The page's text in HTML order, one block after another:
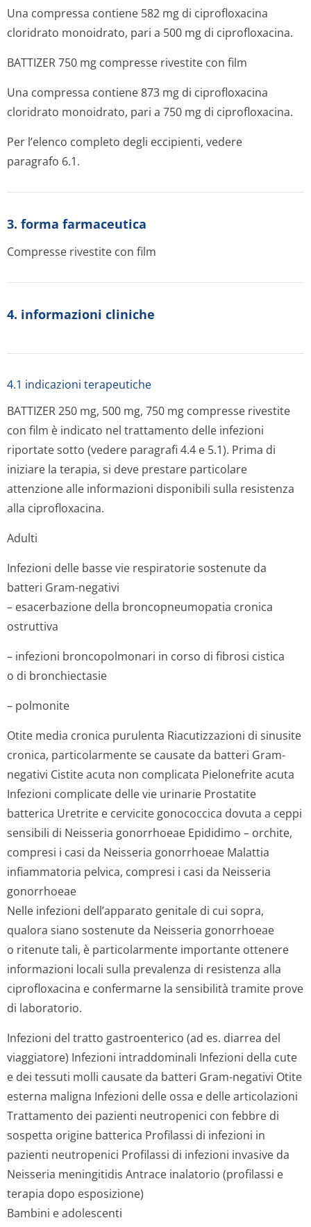
Una compressa contiene 582 mg di ciprofloxacina
cloridrato monoidrato, pari a 500 mg di ciprofloxacina.
BATTIZER 750 mg compresse rivestite con film
Una compressa contiene 873 mg di ciprofloxacina
cloridrato monoidrato, pari a 750 mg di ciprofloxacina.
Per l’elenco completo degli eccipienti, vedere
paragrafo 6.1.
3. forma farmaceutica
Compresse rivestite con film
4. informazioni cliniche
4.1 indicazioni terapeutiche
BATTIZER 250 mg, 500 mg, 750 mg compresse rivestite
con film è indicato nel trattamento delle infezioni
riportate sotto (vedere paragrafi 4.4 e 5.1). Prima di
iniziare la terapia, si deve prestare particolare
attenzione alle informazioni disponibili sulla resistenza
alla ciprofloxacina.
Adulti
Infezioni delle basse vie respiratorie sostenute da
batteri Gram-negativi
– esacerbazione della broncopneumopatia cronica
ostruttiva
– infezioni broncopolmonari in corso di fibrosi cistica
o di bronchiectasie
– polmonite
Otite media cronica purulenta Riacutizzazioni di sinusite
cronica, particolarmente se causate da batteri Gram-
negativi Cistite acuta non complicata Pielonefrite acuta
Infezioni complicate delle vie urinarie Prostatite
batterica Uretrite e cervicite gonococcica dovuta a ceppi
sensibili di Neisseria gonorrhoeae Epididimo – orchite,
compresi i casi da Neisseria gonorrhoeae Malattia
infiammatoria pelvica, compresi i casi da Neisseria
gonorrhoeae
Nelle infezioni dell’apparato genitale di cui sopra,
qualora siano sostenute da Neisseria gonorrhoeae
o ritenute tali, è particolarmente importante ottenere
informazioni locali sulla prevalenza di resistenza alla
ciprofloxacina e confermarne la sensibilità tramite prove
di laboratorio.
Infezioni del tratto gastroenterico (ad es. diarrea del
viaggiatore) Infezioni intraddominali Infezioni della cute
e dei tessuti molli causate da batteri Gram-negativi Otite
esterna maligna Infezioni delle ossa e delle articolazioni
Trattamento dei pazienti neutropenici con febbre di
sospetta origine batterica Profilassi di infezioni in
pazienti neutropenici Profilassi di infezioni invasive da
Neisseria meningitidis Antrace inalatorio (profilassi e
terapia dopo esposizione)
Bambini e adolescenti